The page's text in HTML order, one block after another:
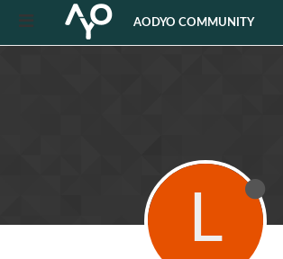
AODYO COMMUNITY
L